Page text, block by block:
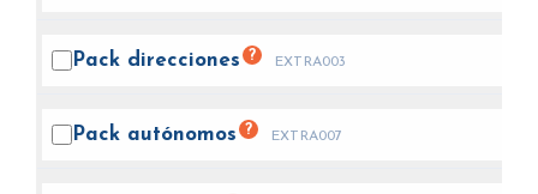
Pack direcciones ? EXTRA003
Pack autónomos ? EXTRA007